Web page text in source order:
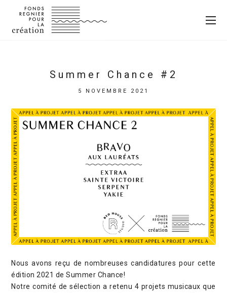
Summer Chance #2
5 NOVEMBRE 2021
Nous avons reçu de nombreuses candidatures pour cette
édition 2021 de Summer Chance!
Notre comité de sélection a retenu 4 projets musicaux que